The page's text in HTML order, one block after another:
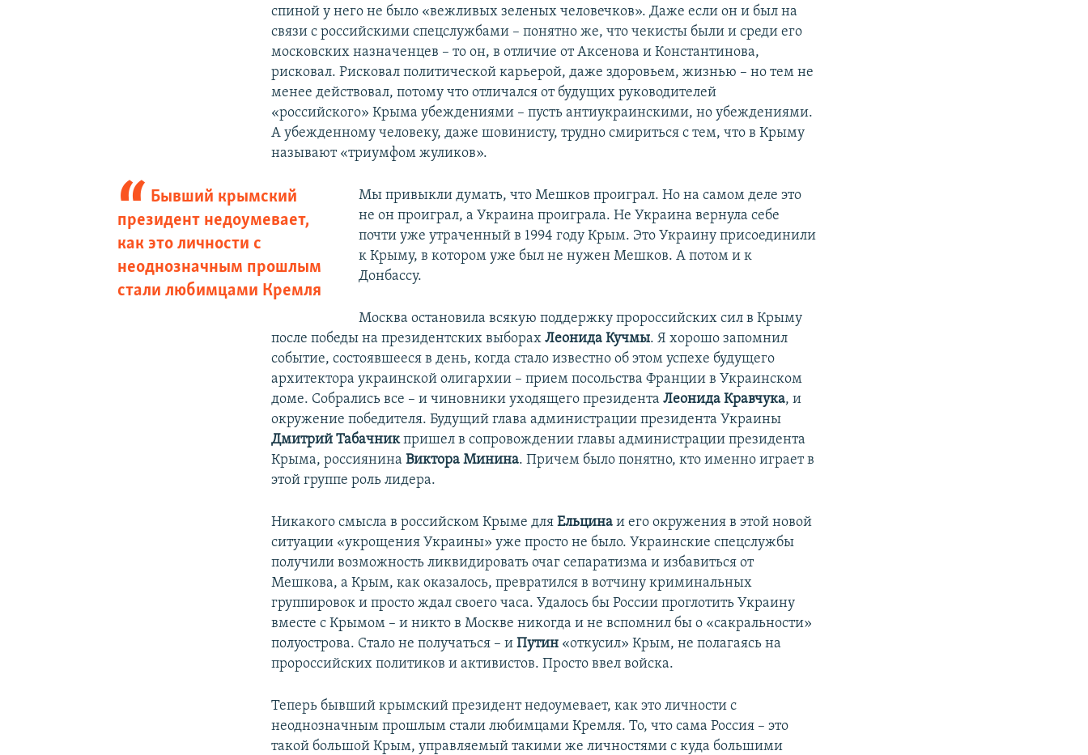
спиной у него не было «вежливых зеленых человечков». Даже если он и был на
связи с российскими спецслужбами – понятно же, что чекисты были и среди его
московских назначенцев – то он, в отличие от Аксенова и Константинова,
рисковал. Рисковал политической карьерой, даже здоровьем, жизнью – но тем не
менее действовал, потому что отличался от будущих руководителей
«российского» Крыма убеждениями – пусть антиукраинскими, но убеждениями.
А убежденному человеку, даже шовинисту, трудно смириться с тем, что в Крыму
называют «триумфом жуликов».
Бывший крымский
президент недоумевает,
как это личности с
неоднозначным прошлым
стали любимцами Кремля
Мы привыкли думать, что Мешков проиграл. Но на самом деле это
не он проиграл, а Украина проиграла. Не Украина вернула себе
почти уже утраченный в 1994 году Крым. Это Украину присоединили
к Крыму, в котором уже был не нужен Мешков. А потом и к
Донбассу.
Москва остановила всякую поддержку пророссийских сил в Крыму
после победы на президентских выборахЛеонида Кучмы. Я хорошо запомнил
событие, состоявшееся в день, когда стало известно об этом успехе будущего
архитектора украинской олигархии – прием посольства Франции в Украинском
доме. Собрались все – и чиновники уходящего президентаЛеонида Кравчука, и
окружение победителя. Будущий глава администрации президента Украины
Дмитрий Табачникпришел в сопровождении главы администрации президента
Крыма, россиянинаВиктора Минина. Причем было понятно, кто именно играет в
этой группе роль лидера.
Никакого смысла в российском Крыме для Ельцинаи его окружения в этой новой
ситуации «укрощения Украины» уже просто не было. Украинские спецслужбы
получили возможность ликвидировать очаг сепаратизма и избавиться от
Мешкова, а Крым, как оказалось, превратился в вотчину криминальных
группировок и просто ждал своего часа. Удалось бы России проглотить Украину
вместе с Крымом – и никто в Москве никогда и не вспомнил бы о «сакральности»
полуострова. Стало не получаться – иПутин «откусил» Крым, не полагаясь на
пророссийских политиков и активистов. Просто ввел войска.
Теперь бывший крымский президент недоумевает, как это личности с
неоднозначным прошлым стали любимцами Кремля. То, что сама Россия – это
такой большой Крым, управляемый такими же личностями с куда большими